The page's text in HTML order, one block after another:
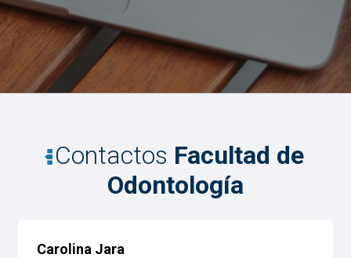
Contactos Facultad de
Odontología
Carolina Jara